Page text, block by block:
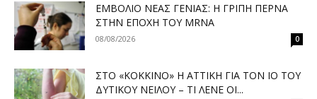
ΕΜΒΌΛΙΟ ΝΈΑΣ ΓΕΝΙΆΣ: Η ΓΡΊΠΗ ΠΕΡΝΆ
ΣΤΗΝ ΕΠΟΧΉ ΤΟΥ MRNA
08/08/2026 0
ΣΤΟ «ΚΌΚΚΙΝΟ» Η ΑΤΤΙΚΉ ΓΙΑ ΤΟΝ ΙΌ ΤΟΥ
ΔΥΤΙΚΟΎ ΝΕΊΛΟΥ – ΤΙ ΛΈΝΕ ΟΙ...